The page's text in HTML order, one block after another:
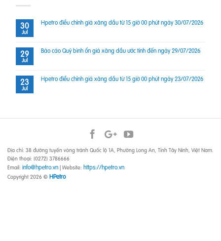
30
Jul
Hpetro điều chỉnh giá xăng dầu từ 15 giờ 00 phút ngày 30/07/2026
29
Jul
Báo cáo Quỹ bình ổn giá xăng dầu ước tính đến ngày 29/07/2026
23
Jul
Hpetro điều chỉnh giá xăng dầu từ 15 giờ 00 phút ngày 23/07/2026
Địa chỉ: 38 đường tuyến vòng tránh Quốc lộ 1A, Phường Long An, Tỉnh Tây Ninh, Việt Nam.
Điện thoại: (0272) 3786666
Email: info@hpetro.vn | Website: https://hpetro.vn
Copyright 2026 © HPetro